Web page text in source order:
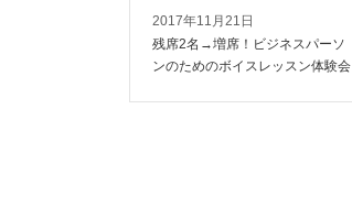
2017年11月21日
残席2名→増席！ビジネスパーソ
ンのためのボイスレッスン体験会